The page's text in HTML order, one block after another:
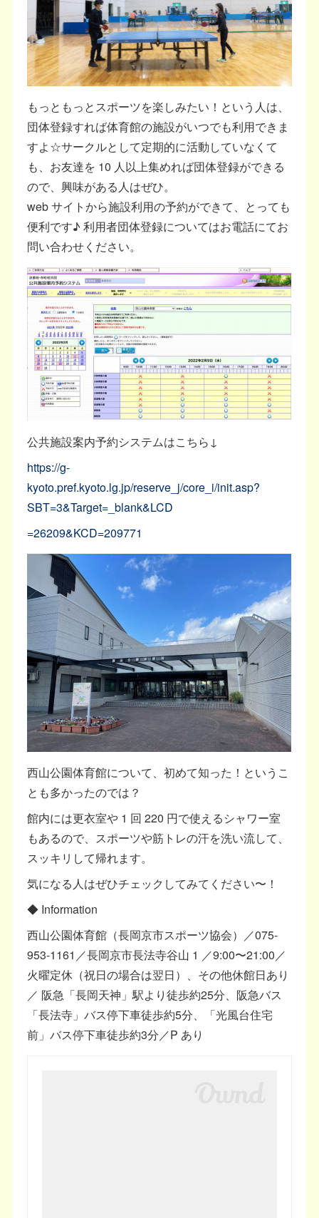
もっともっとスポーツを楽しみたい！という人は、
団体登録すれば体育館の施設がいつでも利用できま
すよ☆サークルとして定期的に活動していなくて
も、お友達を 10 人以上集めれば団体登録ができる
ので、興味がある人はぜひ。
web サイトから施設利用の予約ができて、とっても
便利です♪ 利用者団体登録についてはお電話にてお
問い合わせください。
公共施設案内予約システムはこちら↓
https://g-
kyoto.pref.kyoto.lg.jp/reserve_j/core_i/init.asp?
SBT=3&Target=_blank&LCD
=26209&KCD=209771
西山公園体育館について、初めて知った！というこ
とも多かったのでは？
館内には更衣室や 1 回 220 円で使えるシャワー室
もあるので、スポーツや筋トレの汗を洗い流して、
スッキリして帰れます。
気になる人はぜひチェックしてみてください〜！
◆ Information
西山公園体育館（長岡京市スポーツ協会）／075-
953-1161／長岡京市長法寺谷山 1 ／9:00〜21:00／
火曜定休（祝日の場合は翌日）、その他休館日あり
／ 阪急「長岡天神」駅より徒歩約25分、阪急バス
「長法寺」バス停下車徒歩約5分、「光風台住宅
前」バス停下車徒歩約3分／P あり